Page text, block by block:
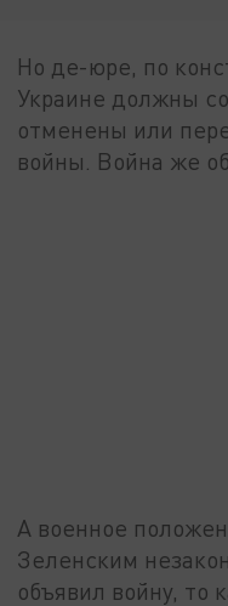
Но де-юре, по
Украине должны
отменены или
войны. Война же
А военное
Зеленским
объявил войну, то